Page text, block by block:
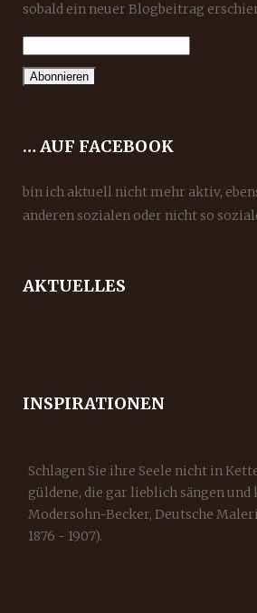
sobald ein neuer Blogbeitrag
… AUF FACEBOOK
bin ich aktuell nicht mehr aktiv,
anderen sozialen oder nicht so
AKTUELLES
INSPIRATIONEN
Schlagen Sie ihre Seele nicht in
güldene, die gar lieblich sängen und
Modersohn-Becker, Deutsche
1876 - 1907).